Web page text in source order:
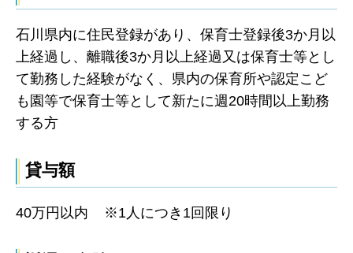
石川県内に住民登録があり、保育士登録後3か月以
上経過し、離職後3か月以上経過又は保育士等とし
て勤務した経験がなく、県内の保育所や認定こど
も園等で保育士等として新たに週20時間以上勤務
する方
貸与額
40万円以内 ※1人につき1回限り